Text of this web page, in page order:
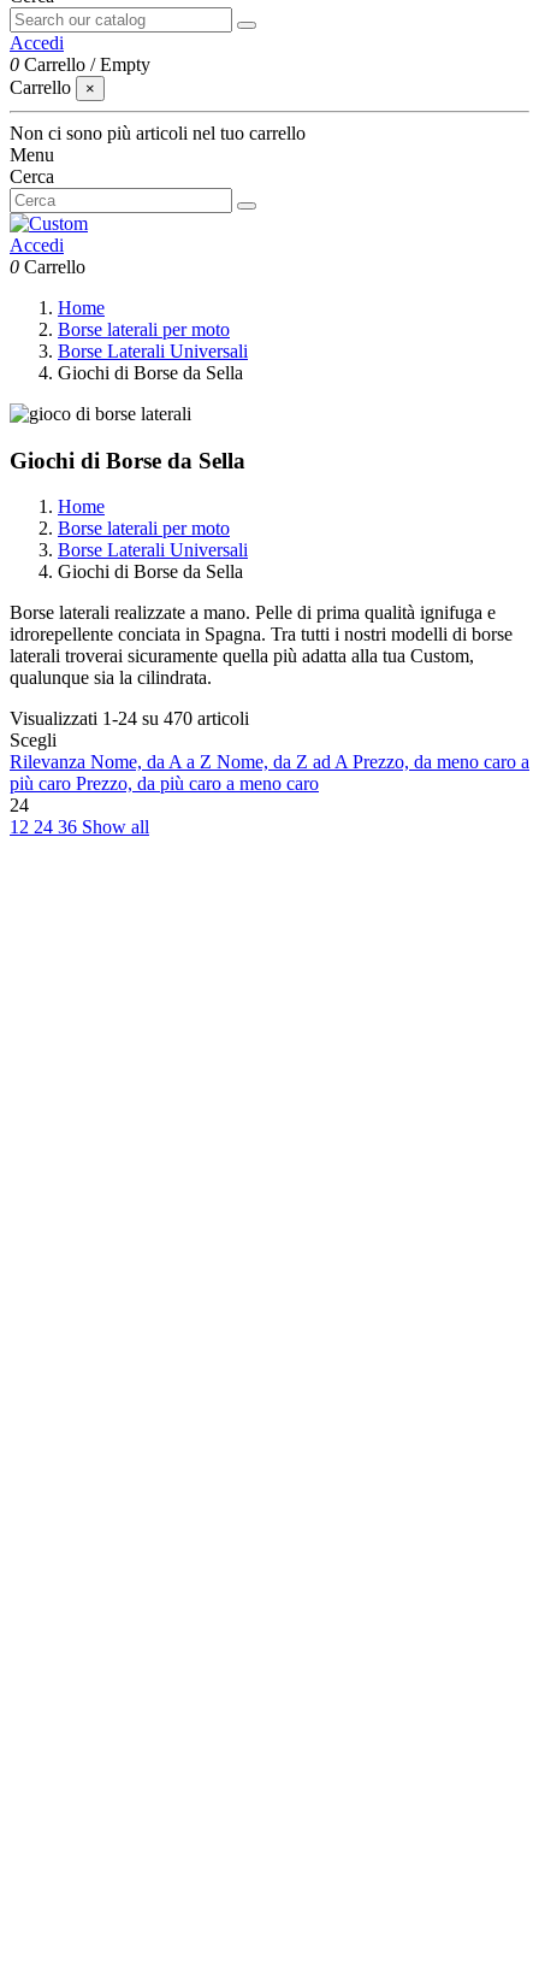
Accedi
0 Carrello /Empty
Carrello
×
Non ci sono più articoli nel tuo carrello
Menu
Cerca
Accedi
0 Carrello
Home
Borse laterali per moto
Borse Laterali Universali
Giochi di Borse da Sella
Giochi di Borse da Sella
Home
Borse laterali per moto
Borse Laterali Universali
Giochi di Borse da Sella
Borse laterali realizzate a mano. Pelle di prima qualità ignifuga e
idrorepellente conciata in Spagna. Tra tutti i nostri modelli di borse
laterali troverai sicuramente quella più adatta alla tua Custom,
qualunque sia la cilindrata.
Visualizzati 1-24 su 470 articoli
Scegli
Rilevanza Nome, da A a Z Nome, da Z ad APrezzo, da meno caro a
più caro Prezzo, da più caro a meno caro
24
12 24 36 Show all